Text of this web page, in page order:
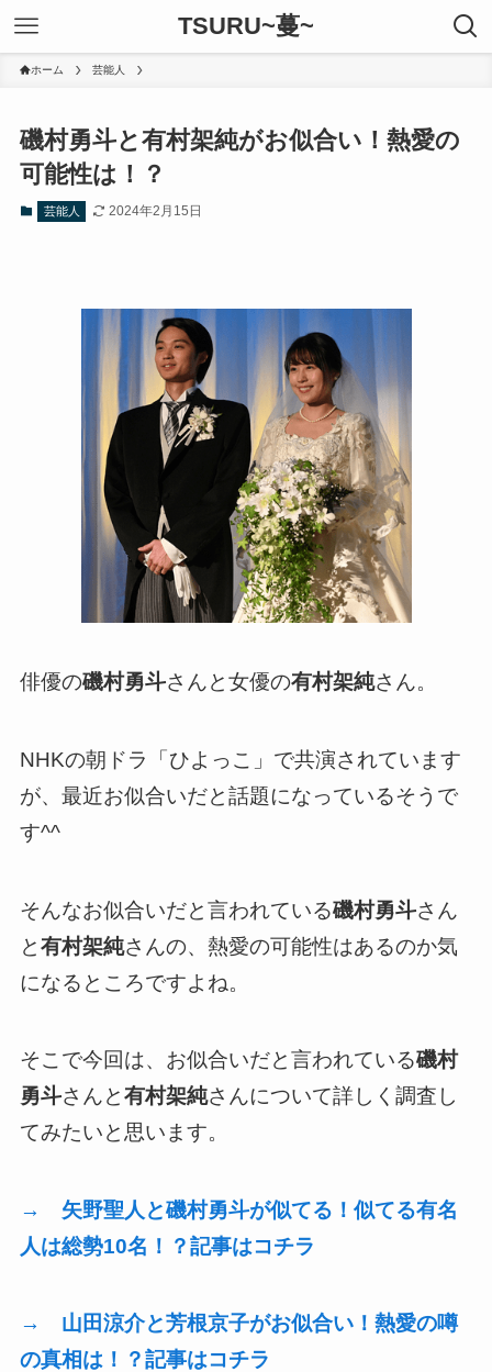
TSURU~蔓~
ホーム 芸能人
磯村勇斗と有村架純がお似合い！熱愛の
可能性は！？
芸能人 2024年2月15日
俳優の磯村勇斗さんと女優の有村架純さん。
NHKの朝ドラ「ひよっこ」で共演されています
が、最近お似合いだと話題になっているそうで
す^^
そんなお似合いだと言われている磯村勇斗さん
と有村架純さんの、熱愛の可能性はあるのか気
になるところですよね。
そこで今回は、お似合いだと言われている磯村
勇斗さんと有村架純さんについて詳しく調査し
てみたいと思います。
→ 矢野聖人と磯村勇斗が似てる！似てる有名
人は総勢10名！？記事はコチラ
→ 山田涼介と芳根京子がお似合い！熱愛の噂
の真相は！？記事はコチラ